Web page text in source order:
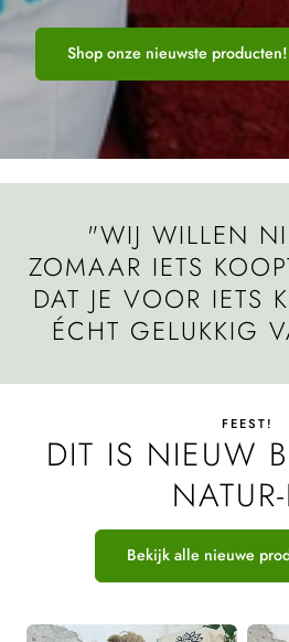
Shop onze nieuwste producten!
"WIJ WILLEN
ZOMAAR IETS
DAT JE VOOR IETS
ÉCHT GELUKKIG
FEEST!
DIT IS NIEUW
Bekijk alle nieuwe